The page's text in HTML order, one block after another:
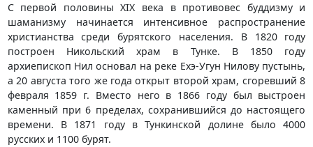
С первой половины XIX века в противовес буддизму и
шаманизму начинается интенсивное распространение
христианства среди бурятского населения. В 1820 году
построен Никольский храм в Тунке. В 1850 году
архиепископ Нил основал на реке Ехэ-Угун Нилову пустынь,
а 20 августа того же года открыт второй храм, сгоревший 8
февраля 1859 г. Вместо него в 1866 году был выстроен
каменный при 6 пределах, сохранившийся до настоящего
времени. В 1871 году в Тункинской долине было 4000
русских и 1100 бурят.